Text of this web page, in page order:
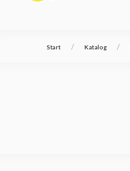
Start / Katalog /